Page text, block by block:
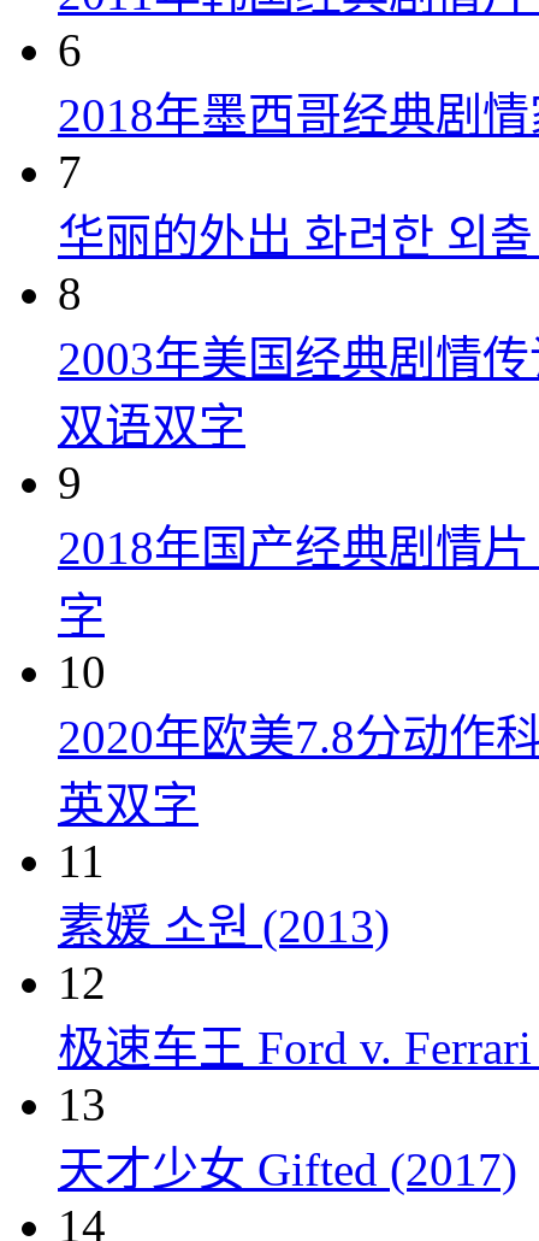
6
2018年墨西哥经典剧
7
华丽的外出 화려한 외
8
2003年美国经典剧情
双语双字
9
2018年国产经典剧情
字
10
2020年欧美7.8分动作
英双字
11
素媛 소원 (2013)
12
极速车王 Ford v.
13
天才少女 Gifted (2017)
14